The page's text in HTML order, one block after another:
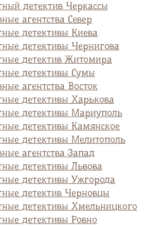
детектив Черкассы
агентства Север
детективы Киева
детективы Чернигова
детектив Житомира
детективы Сумы
агентства Восток
детективы Харькова
детективы Мариуполь
детективы Камянское
детективы Мелитополь
агентства Запад
детективы Львова
детективы Ужгорода
детектив Черновцы
детективы Хмельницкого
детективы Ровно